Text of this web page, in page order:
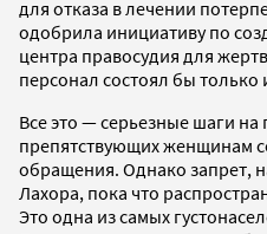
для отказа в лечении
одобрила инициативу по
центра правосудия для
персонал состоял бы
Все это — серьезные шаги на
препятствующих женщинам
обращения. Однако запрет,
Лахора, пока что
Это одна из самых